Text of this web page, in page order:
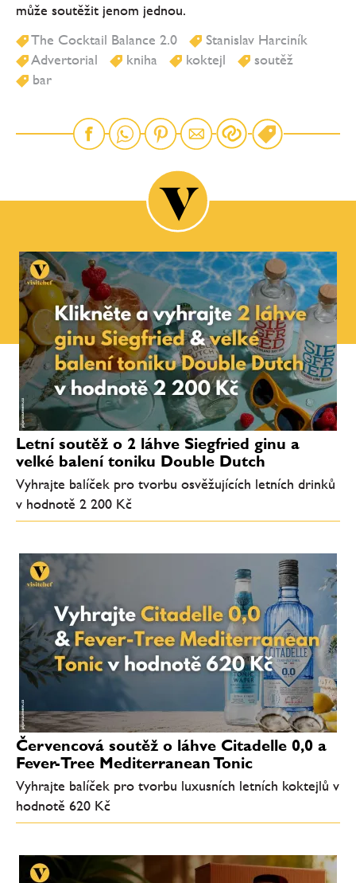
může soutěžit jenom jednou.
The Cocktail Balance 2.0
Stanislav Harciník
Advertorial
kniha koktejl
soutěž
bar
Letní soutěž o 2 láhve Siegfried ginu a
velké balení toniku Double Dutch
Vyhrajte balíček pro tvorbu osvěžujících letních drinků
v hodnotě 2 200 Kč
Červencová soutěž o láhve Citadelle 0,0 a
Fever-Tree Mediterranean Tonic
Vyhrajte balíček pro tvorbu luxusních letních koktejlů v
hodnotě 620 Kč